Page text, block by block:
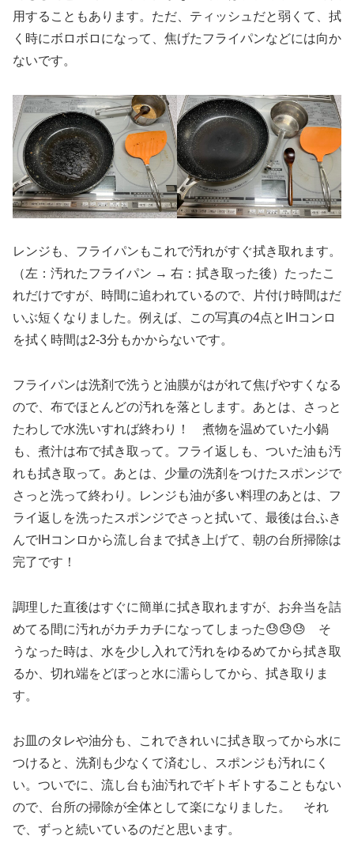
用することもあります。ただ、ティッシュだと弱くて、拭
く時にボロボロになって、焦げたフライパンなどには向か
ないです。
レンジも、フライパンもこれで汚れがすぐ拭き取れます。
（左：汚れたフライパン → 右：拭き取った後）たったこ
れだけですが、時間に追われているので、片付け時間はだ
いぶ短くなりました。例えば、この写真の4点とIHコンロ
を拭く時間は2-3分もかからないです。
フライパンは洗剤で洗うと油膜がはがれて焦げやすくなる
ので、布でほとんどの汚れを落とします。あとは、さっと
たわしで水洗いすれば終わり！ 煮物を温めていた小鍋
も、煮汁は布で拭き取って。フライ返しも、ついた油も汚
れも拭き取って。あとは、少量の洗剤をつけたスポンジで
さっと洗って終わり。レンジも油が多い料理のあとは、フ
ライ返しを洗ったスポンジでさっと拭いて、最後は台ふき
んでIHコンロから流し台まで拭き上げて、朝の台所掃除は
完了です！
調理した直後はすぐに簡単に拭き取れますが、お弁当を詰
めてる間に汚れがカチカチになってしまった😓😓😓 そ
うなった時は、水を少し入れて汚れをゆるめてから拭き取
るか、切れ端をどぼっと水に濡らしてから、拭き取りま
す。
お皿のタレや油分も、これできれいに拭き取ってから水に
つけると、洗剤も少なくて済むし、スポンジも汚れにく
い。ついでに、流し台も油汚れでギトギトすることもない
ので、台所の掃除が全体として楽になりました。 それ
で、ずっと続いているのだと思います。